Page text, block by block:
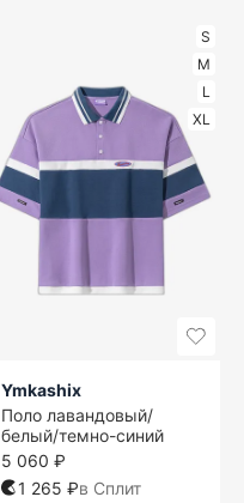
S
M
L
XL
Ymkashix
Поло лавандовый/
белый/темно-синий
5 060 ₽
1 265 ₽в Сплит